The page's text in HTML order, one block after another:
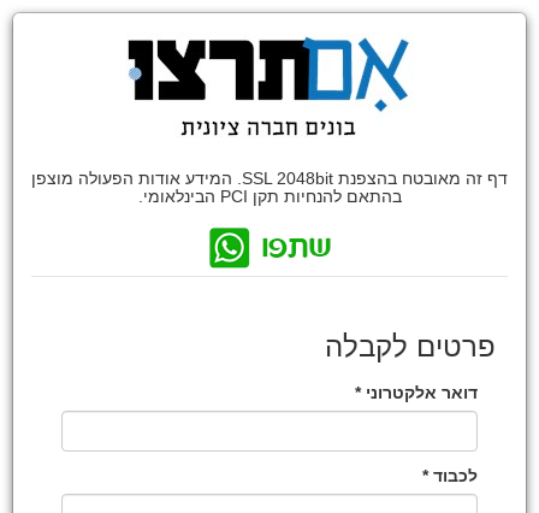
דף זה מאובטח בהצפנת SSL 2048bit. המידע אודות הפעולה מוצפן
בהתאם להנחיות תקן PCI הבינלאומי.
פרטים לקבלה
דואר אלקטרוני *
לכבוד *